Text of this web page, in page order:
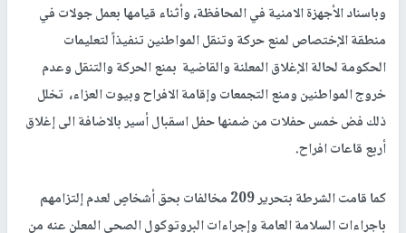
وباسناد الأجهزة الامنية في المحافظة، وأثناء قيامها بعمل جولات في
منطقة الإختصاص لمنع حركة وتنقل المواطنين تنفيذاً لتعليمات
الحكومة لحالة الإغلاق المعلنة والقاضية بمنع الحركة والتنقل وعدم
خروج المواطنين ومنع التجمعات وإقامة الافراح وبيوت العزاء، تخلل
ذلك فض خمس حفلات من ضمنها حفل اسقبال أسير بالاضافة الى إغلاق
أربع قاعات افراح.
كما قامت الشرطة بتحرير 209 مخالفات بحق أشخاصٍ لعدم إلتزامهم
باجراءات السلامة العامة وإجراءات البروتوكول الصحي المعلن عنه من